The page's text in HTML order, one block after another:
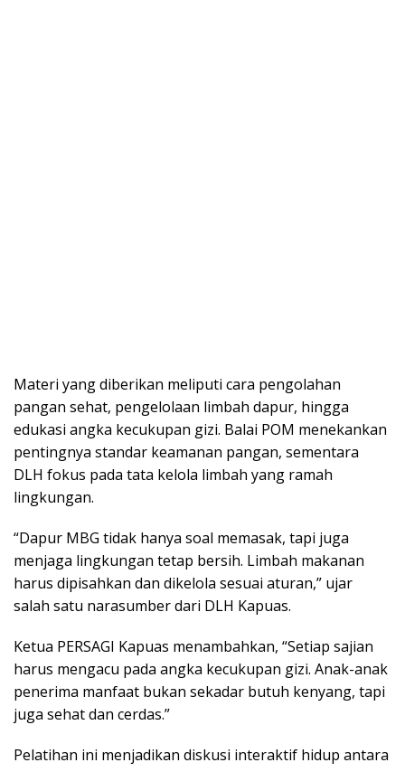
Materi yang diberikan meliputi cara pengolahan
pangan sehat, pengelolaan limbah dapur, hingga
edukasi angka kecukupan gizi. Balai POM menekankan
pentingnya standar keamanan pangan, sementara
DLH fokus pada tata kelola limbah yang ramah
lingkungan.
“Dapur MBG tidak hanya soal memasak, tapi juga
menjaga lingkungan tetap bersih. Limbah makanan
harus dipisahkan dan dikelola sesuai aturan,” ujar
salah satu narasumber dari DLH Kapuas.
Ketua PERSAGI Kapuas menambahkan, “Setiap sajian
harus mengacu pada angka kecukupan gizi. Anak-anak
penerima manfaat bukan sekadar butuh kenyang, tapi
juga sehat dan cerdas.”
Pelatihan ini menjadikan diskusi interaktif hidup antara